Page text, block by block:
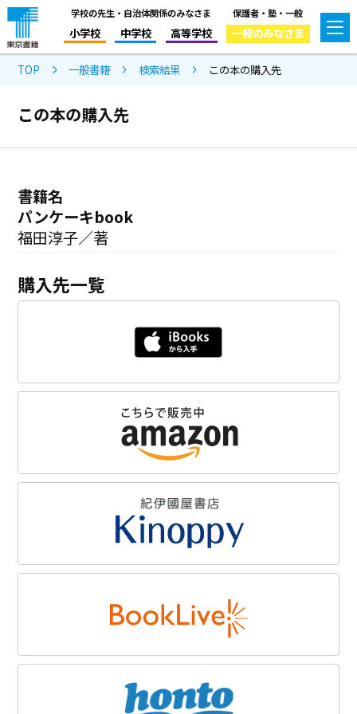
学校の先生・自治体関係のみなさま
小学校 中学校 高等学校
保護者・塾・一般
一般のみなさま
TOP 一般書籍 検索結果 この本の購入先
この本の購入先
書籍名
パンケーキbook
福田淳子／著
購入先一覧